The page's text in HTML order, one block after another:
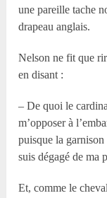
une pareille tache
drapeau anglais.
Nelson ne fit que
en disant :
– De quoi le
m’opposer à
puisque la garnison
suis dégagé de ma
Et, comme le